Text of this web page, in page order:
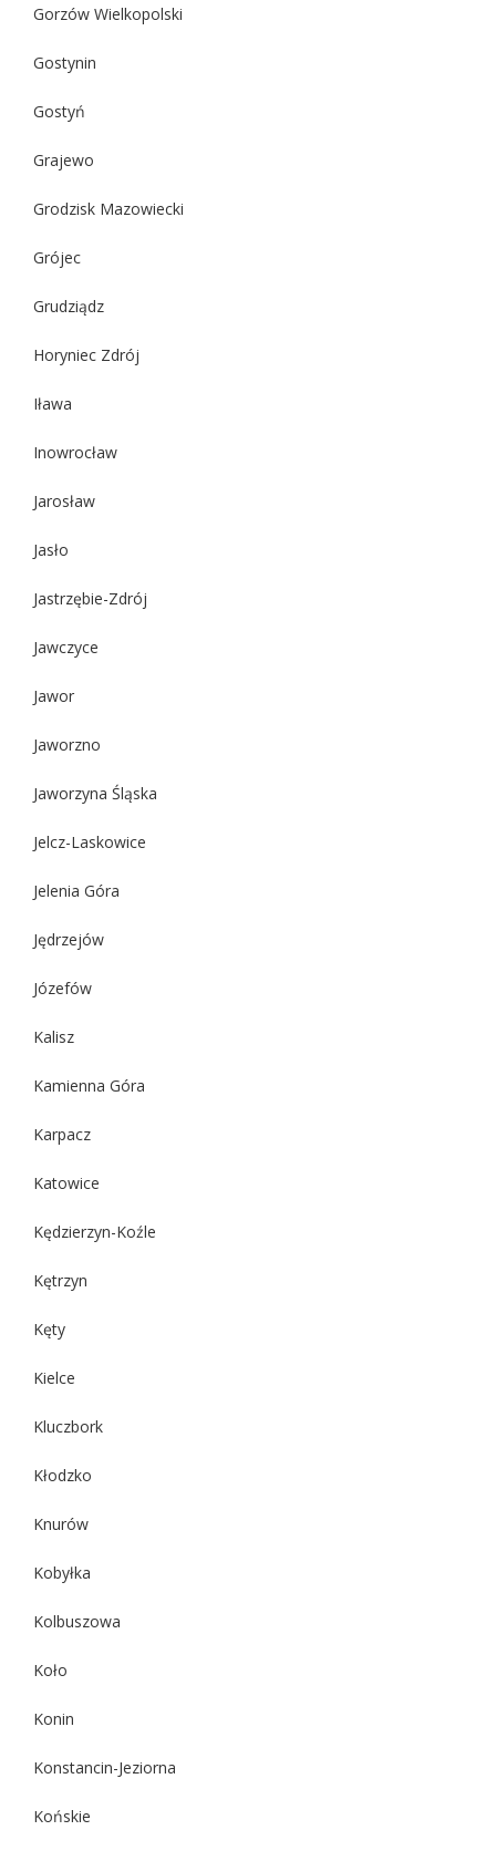
Gorzów Wielkopolski
Gostynin
Gostyń
Grajewo
Grodzisk Mazowiecki
Grójec
Grudziądz
Horyniec Zdrój
Iława
Inowrocław
Jarosław
Jasło
Jastrzębie-Zdrój
Jawczyce
Jawor
Jaworzno
Jaworzyna Śląska
Jelcz-Laskowice
Jelenia Góra
Jędrzejów
Józefów
Kalisz
Kamienna Góra
Karpacz
Katowice
Kędzierzyn-Koźle
Kętrzyn
Kęty
Kielce
Kluczbork
Kłodzko
Knurów
Kobyłka
Kolbuszowa
Koło
Konin
Konstancin-Jeziorna
Końskie